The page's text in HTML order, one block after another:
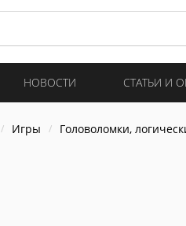
НОВОСТИ СТАТЬИ И
Игры Головоломки,